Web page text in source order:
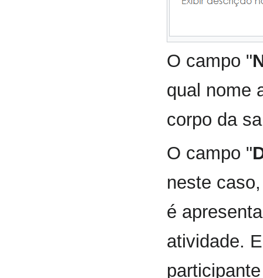
O campo "
qual nome
corpo da
O campo "
neste
é
atividade.